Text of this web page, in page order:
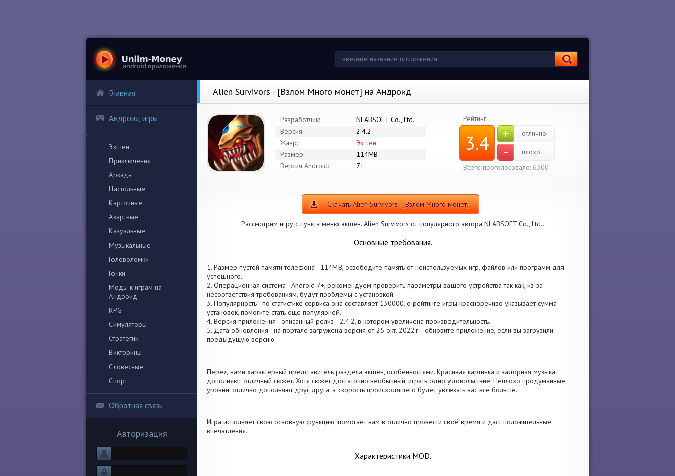
Главная
Андроид игры
Экшен
Приключения
Аркады
Настольные
Карточные
Азартные
Казуальные
Музыкальные
Головоломки
Гонки
Моды к играм на
Андроид
RPG
Симуляторы
Стратегии
Викторины
Словесные
Спорт
Обратная связь
Авторизация
Alien Survivors - [Взлом Много монет] на Андроид
Разработчик:
NLABSOFT Co., Ltd.
Версия:
2.4.2
Жанр:
Экшен
Размер:
114MB
Версия Android:
7+
Рейтинг:
3.4 + отлично
-
плохо
Всего проголосовало: 6300
Скачать Alien Survivors - [Взлом Много монет]
Рассмотрим игру с пункта меню экшен. Alien Survivors от популярного автора NLABSOFT Co., Ltd..
Основные требования.
1. Размер пустой памяти телефона - 114MB, освободите память от неиспользуемых игр, файлов или программ для
успешного.
2. Операционная система - Android 7+, рекомендуем проверить параметры вашего устройства так как, из-за
несоответствия требованиям, будут проблемы с установкой.
3. Популярность - по статистике сервиса она составляет 130000, о рейтинге игры красноречиво указывает сумма
установок, помогите стать еще популярней.
4. Версия приложения - описанный релиз - 2.4.2, в котором увеличена производительность.
5. Дата обновления - на портале загружена версия от 25 окт. 2022 г. - обновите приложение, если вы загрузили
предыдущую версию.
Перед нами характерный представитель раздела экшен, особенностями. Красивая картинка и задорная музыка
дополняют отличный сюжет. Хотя сюжет достаточно необычный, играть одно удовольствие. Неплохо продуманные
уровни, отлично дополняют друг друга, а скорость происходящего будет увлекать вас все больше.
Игра исполняет свою основную функцию, помогает вам в отлично провести своё время и даст положительные
впечатления.
Характеристики MOD.